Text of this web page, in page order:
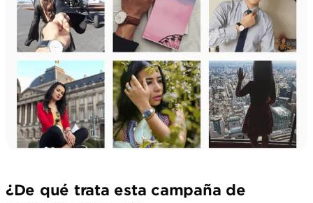
¿De qué trata esta campaña de